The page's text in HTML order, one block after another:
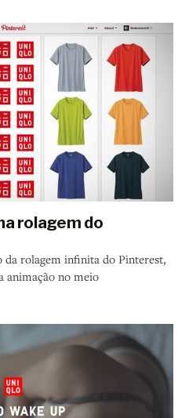
rolagem do
da rolagem infinita do Pinterest,
animação no meio